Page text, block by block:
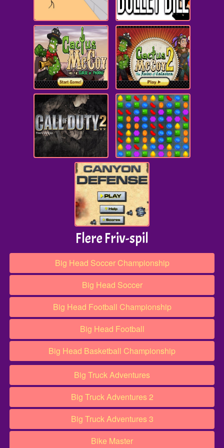
Flere Friv-spil
Big Head Soccer Championship
Big Head Soccer
Big Head Football Championship
Big Head Football
Big Head Basketball Championship
Big Truck Adventures
Big Truck Adventures 2
Big Truck Adventures 3
Bike Master